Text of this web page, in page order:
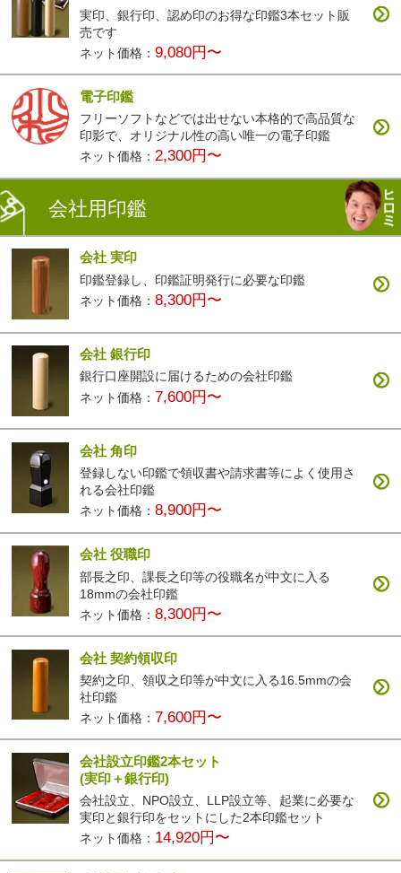
実印、銀行印、認め印のお得な印鑑3本セット販
売です
ネット価格：9,080円〜
電子印鑑
フリーソフトなどでは出せない本格的で高品質な
印影で、オリジナル性の高い唯一の電子印鑑
ネット価格： 2,300円〜
会社用印鑑
会社 実印
印鑑登録し、印鑑証明発行に必要な印鑑
ネット価格：8,300円〜
会社 銀行印
銀行口座開設に届けるための会社印鑑
ネット価格：7,600円〜
会社 角印
登録しない印鑑で領収書や請求書等によく使用さ
れる会社印鑑
ネット価格：8,900円〜
会社 役職印
部長之印、課長之印等の役職名が中文に入る
18mmの会社印鑑
ネット価格：8,300円〜
会社 契約領収印
契約之印、領収之印等が中文に入る16.5mmの会
社印鑑
ネット価格： 7,600円〜
会社設立印鑑2本セット
(実印＋銀行印)
会社設立、NPO設立、LLP設立等、起業に必要な
実印と銀行印をセットにした2本印鑑セット
ネット価格： 14,920円〜